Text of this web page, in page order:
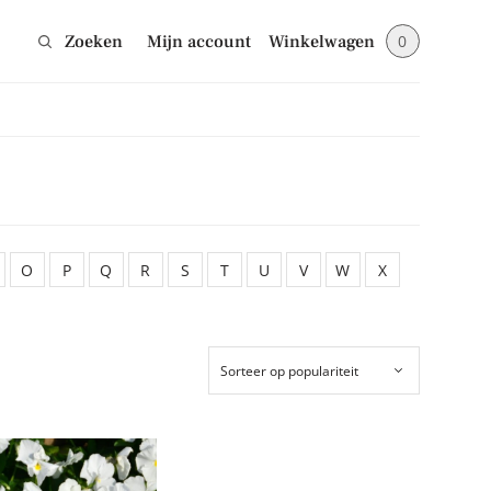
Zoeken Mijn account Winkelwagen 0
O P Q R S T U V W
X